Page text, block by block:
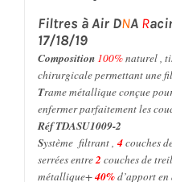
Filtres à AirDNA R
17/18/19
Composition 100%naturel ,
chirurgicale permettant une
Trame métallique conçue
enfermer parfaitement les
Réf TDASU1009-2
Système filtrant, 4couches
serrées entre 2 couches de
métallique+40%d’apport en